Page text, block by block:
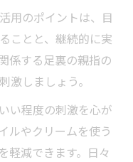
用のポイントは、目
ことと、継続的に実
係する足裏の親指の
激しましょう。
い程度の刺激を心が
ルやクリームを使う
軽減できます。日々